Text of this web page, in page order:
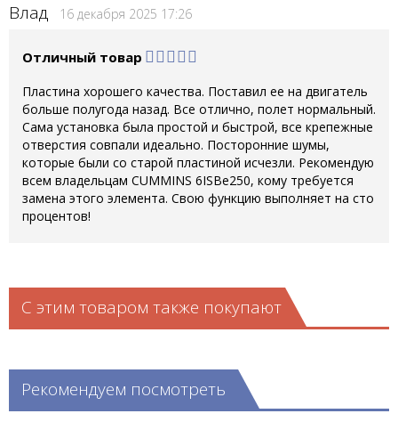
Влад 16 декабря 2025 17:26
Отличный товар
Пластина хорошего качества. Поставил ее на двигатель
больше полугода назад. Все отлично, полет нормальный.
Сама установка была простой и быстрой, все крепежные
отверстия совпали идеально. Посторонние шумы,
которые были со старой пластиной исчезли. Рекомендую
всем владельцам CUMMINS 6ISBe250, кому требуется
замена этого элемента. Свою функцию выполняет на сто
процентов!
С этим товаром также покупают
Рекомендуем посмотреть